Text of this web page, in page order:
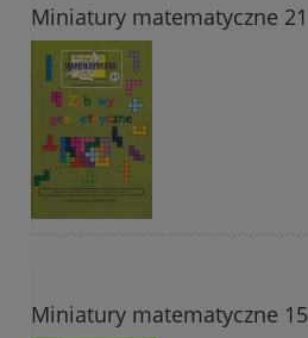
Miniatury matematyczne 21
Miniatury matematyczne 15